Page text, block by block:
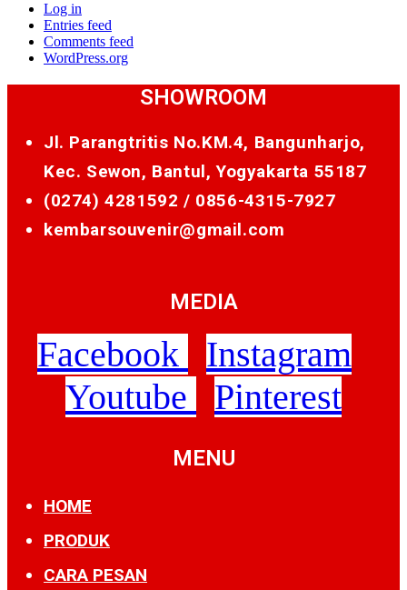
Log in
Entries feed
Comments feed
WordPress.org
SHOWROOM
Jl. Parangtritis No.KM.4, Bangunharjo,
Kec. Sewon, Bantul, Yogyakarta 55187
(0274) 4281592 / 0856-4315-7927
kembarsouvenir@gmail.com
MEDIA
Facebook
Instagram
Youtube
Pinterest
MENU
HOME
PRODUK
CARA PESAN